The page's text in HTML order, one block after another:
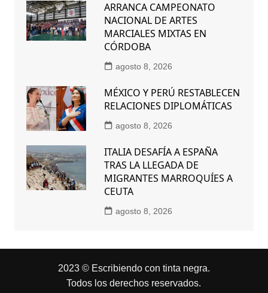
ARRANCA CAMPEONATO
NACIONAL DE ARTES
MARCIALES MIXTAS EN
CÓRDOBA
agosto 8, 2026
MÉXICO Y PERÚ RESTABLECEN
RELACIONES DIPLOMÁTICAS
agosto 8, 2026
ITALIA DESAFÍA A ESPAÑA
TRAS LA LLEGADA DE
MIGRANTES MARROQUÍES A
CEUTA
agosto 8, 2026
2023 © Escribiendo con tinta negra.
Todos los derechos reservados.